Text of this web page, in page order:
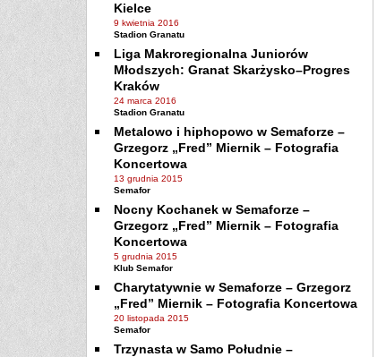
Kielce
9 kwietnia 2016
Stadion Granatu
Liga Makroregionalna Juniorów
Młodszych: Granat Skarżysko–Progres
Kraków
24 marca 2016
Stadion Granatu
Metalowo i hiphopowo w Semaforze –
Grzegorz „Fred” Miernik – Fotografia
Koncertowa
13 grudnia 2015
Semafor
Nocny Kochanek w Semaforze –
Grzegorz „Fred” Miernik – Fotografia
Koncertowa
5 grudnia 2015
Klub Semafor
Charytatywnie w Semaforze – Grzegorz
„Fred” Miernik – Fotografia Koncertowa
20 listopada 2015
Semafor
Trzynasta w Samo Południe –